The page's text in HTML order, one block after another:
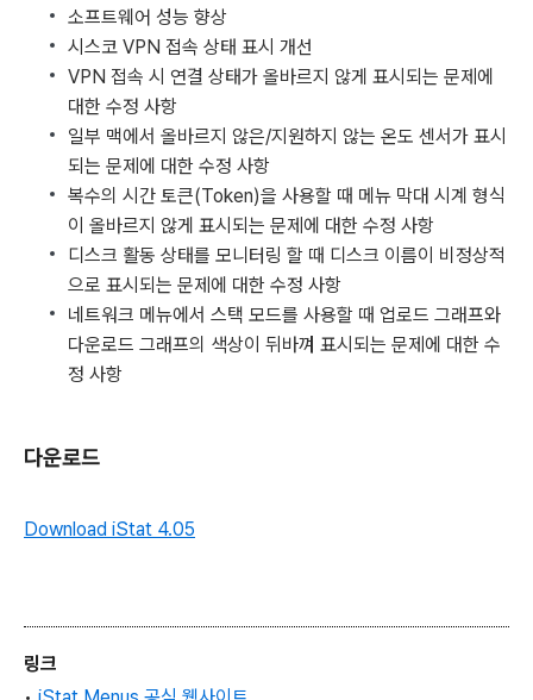
소프트웨어 성능 향상
시스코 VPN 접속 상태 표시 개선
VPN 접속 시 연결 상태가 올바르지 않게 표시되는 문제에
대한 수정 사항
일부 맥에서 올바르지 않은/지원하지 않는 온도 센서가 표시
되는 문제에 대한 수정 사항
복수의 시간 토큰(Token)을 사용할 때 메뉴 막대 시계 형식
이 올바르지 않게 표시되는 문제에 대한 수정 사항
디스크 활동 상태를 모니터링 할 때 디스크 이름이 비정상적
으로 표시되는 문제에 대한 수정 사항
네트워크 메뉴에서 스택 모드를 사용할 때 업로드 그래프와
다운로드 그래프의 색상이 뒤바껴 표시되는 문제에 대한 수
정 사항
다운로드
Download iStat 4.05
링크